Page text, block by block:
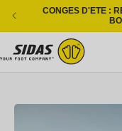
Ignorer et passer
CONGES D'ETE :